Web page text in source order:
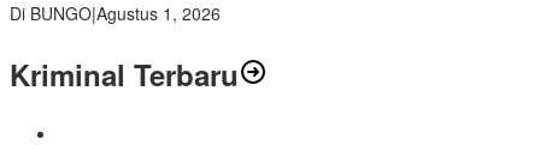
Di BUNGO|Agustus 1, 2026
Kriminal Terbaru